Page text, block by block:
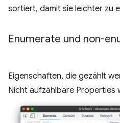
sortiert, damit sie leichter zu
Enumerate und non-
Eigenschaften, die gezählt
Nicht aufzählbare Properties